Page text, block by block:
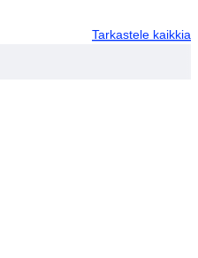
Tarkastele kaikkia